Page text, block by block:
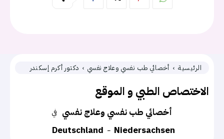
الرئيسية أخصائي طب نفسي وعلاج نفسي دكتور أكرم إسكندر
الاختصاص الطبي و الموقع
في أخصائي طب نفسي وعلاج نفسي
Deutschland
Niedersachsen